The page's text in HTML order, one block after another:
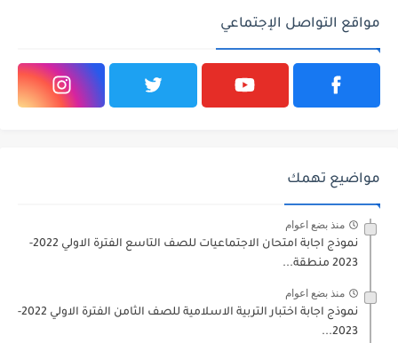
مواقع التواصل الإجتماعي
مواضيع تهمك
منذ بضع اعوام
نموذج اجابة امتحان الاجتماعيات للصف التاسع الفترة الاولي 2022-
2023 منطقة...
منذ بضع اعوام
نموذج اجابة اختبار التربية الاسلامية للصف الثامن الفترة الاولي 2022-
2023...